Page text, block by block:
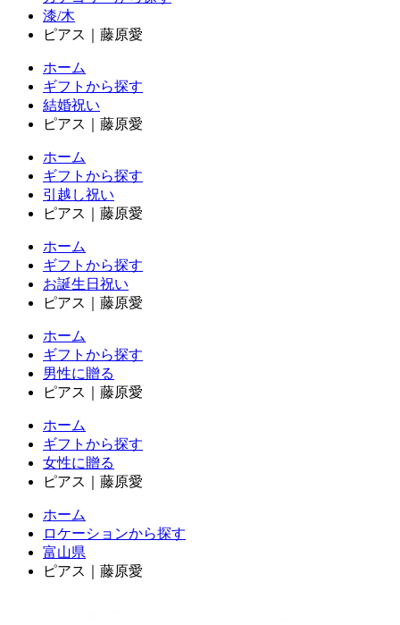
漆/木
ピアス｜藤原愛
ホーム
ギフトから探す
結婚祝い
ピアス｜藤原愛
ホーム
ギフトから探す
引越し祝い
ピアス｜藤原愛
ホーム
ギフトから探す
お誕生日祝い
ピアス｜藤原愛
ホーム
ギフトから探す
男性に贈る
ピアス｜藤原愛
ホーム
ギフトから探す
女性に贈る
ピアス｜藤原愛
ホーム
ロケーションから探す
富山県
ピアス｜藤原愛